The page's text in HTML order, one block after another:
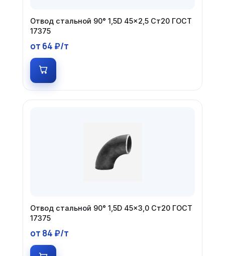
Отвод стальной 90° 1,5D 45×2,5 Ст20 ГОСТ
17375
от 64 ₽/т
Отвод стальной 90° 1,5D 45×3,0 Ст20 ГОСТ
17375
от 84 ₽/т